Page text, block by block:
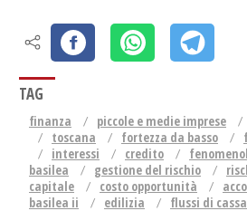
TAG
finanza piccole e medie imprese
toscana
fortezza da basso
interessi
credito
basilea
gestione del rischio
capitale
costo opportunità
basilea ii
edilizia flussi di cassa